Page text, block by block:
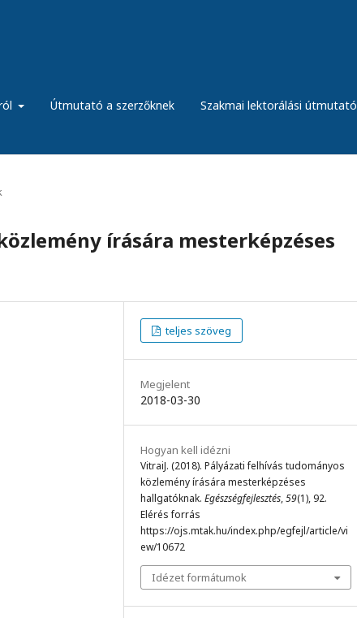
Útmutató a szerzőknek Szakmai lektorálási útmutató
írására mesterképzéses
teljes szöveg
Megjelent
2018-03-30
Hogyan kell idézni
VitraiJ. (2018). Pályázati felhívás tudományos
közlemény írására mesterképzéses
hallgatóknak. Egészségfejlesztés,59(1), 92.
Elérés forrás
https://ojs.mtak.hu/index.php/egfejl/article/vi
ew/10672
Idézet formátumok